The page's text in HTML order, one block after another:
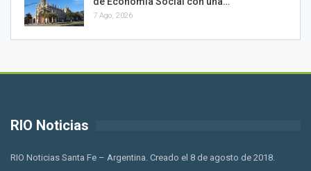
7 Ago, 2026
RIO Noticias
RIO Noticias Santa Fe – Argentina. Creado el 8 de agosto de 2018.